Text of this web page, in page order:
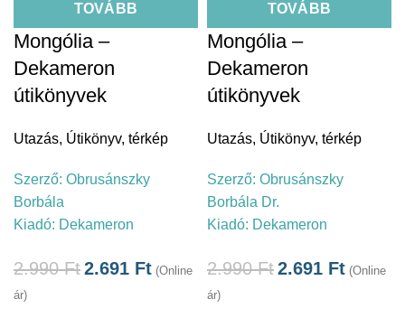
TOVÁBB
Mongólia –
Dekameron
útikönyvek
Utazás, Útikönyv, térkép
Szerző: Obrusánszky
Borbála
Kiadó: Dekameron
2.990Ft2.691 Ft (Online
ár)
TOVÁBB
Mongólia –
Dekameron
útikönyvek
Utazás, Útikönyv, térkép
Szerző: Obrusánszky
Borbála Dr.
Kiadó: Dekameron
2.990Ft2.691 Ft (Online
ár)